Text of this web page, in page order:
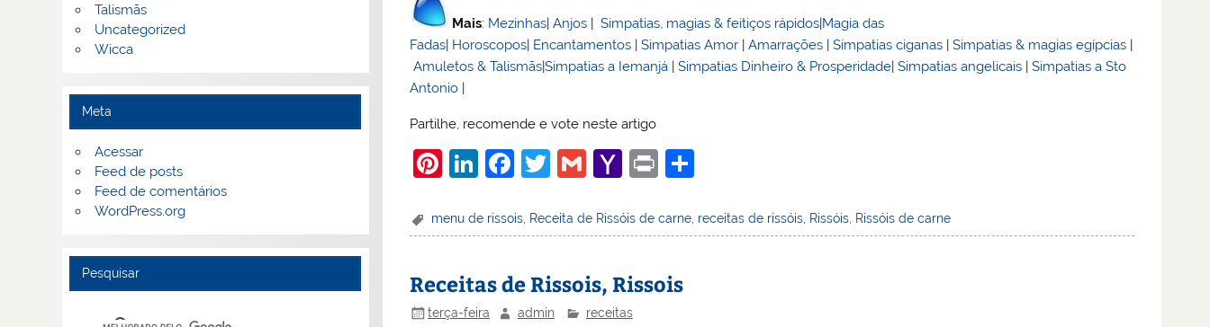
Mais: Mezinhas|Anjos |Simpatias, magias & feitiços rápidos|Magia das
Fadas| Horoscopos| Encantamentos |Simpatias Amor |Amarrações |Simpatias ciganas |Simpatias & magias egípcias |
Amuletos & Talismãs|Simpatias a Iemanjá |Simpatias Dinheiro & Prosperidade|Simpatias angelicais |Simpatias a Sto
Antonio |
Partilhe, recomende e vote neste artigo
Pi
er
st
Li
k
dI
n
F
c
b
o
T
itt
G
ai
Y
h
o
M
Pr
t
ar
menu de rissois Receita de Rissóis de carne receitas de rissóis Rissóis Rissóis de carne
Receitas de Rissois, Rissois
terça-feira admin receitas
Talismãs
Uncategorized
Wicca
Meta
Acessar
Feed de posts
Feed de comentários
WordPress.org
Pesquisar